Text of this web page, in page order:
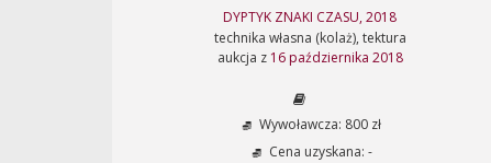
DYPTYK ZNAKI CZASU, 2018
technika własna (kolaż), tektura
aukcja z 16 października 2018
Wywoławcza: 800 zł
Cena uzyskana: -